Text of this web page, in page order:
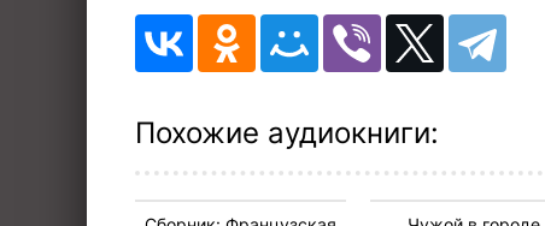
11
12
Похожие аудиокниги: